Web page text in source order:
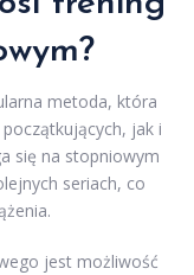
metoda, która
jak i
się na stopniowym
seriach, co
jest możliwość